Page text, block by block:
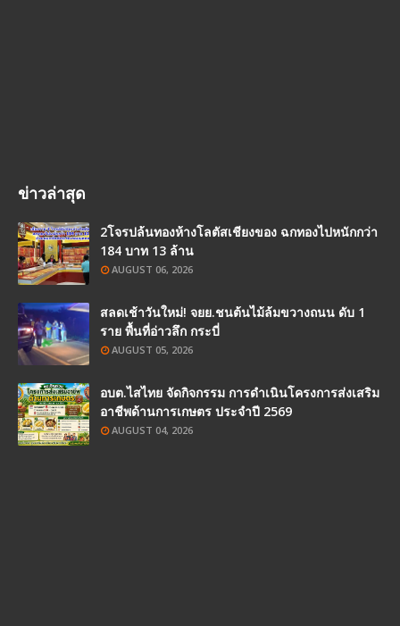
ข่าวล่าสุด
2โจรปล้นทองห้างโลตัสเชียงของ ฉกทองไปหนักกว่า
184 บาท 13 ล้าน
AUGUST 06, 2026
สลดเช้าวันใหม่! จยย.ชนต้นไม้ล้มขวางถนน ดับ 1
ราย พื้นที่อ่าวลึก กระบี่
AUGUST 05, 2026
อบต.ไสไทย จัดกิจกรรม การดำเนินโครงการส่งเสริม
อาชีพด้านการเกษตร ประจำปี 2569
AUGUST 04, 2026